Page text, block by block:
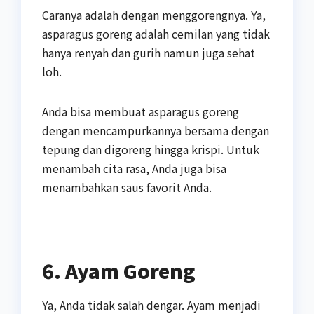
Caranya adalah dengan menggorengnya. Ya,
asparagus goreng adalah cemilan yang tidak
hanya renyah dan gurih namun juga sehat
loh.
Anda bisa membuat asparagus goreng
dengan mencampurkannya bersama dengan
tepung dan digoreng hingga krispi. Untuk
menambah cita rasa, Anda juga bisa
menambahkan saus favorit Anda.
6. Ayam Goreng
Ya, Anda tidak salah dengar. Ayam menjadi